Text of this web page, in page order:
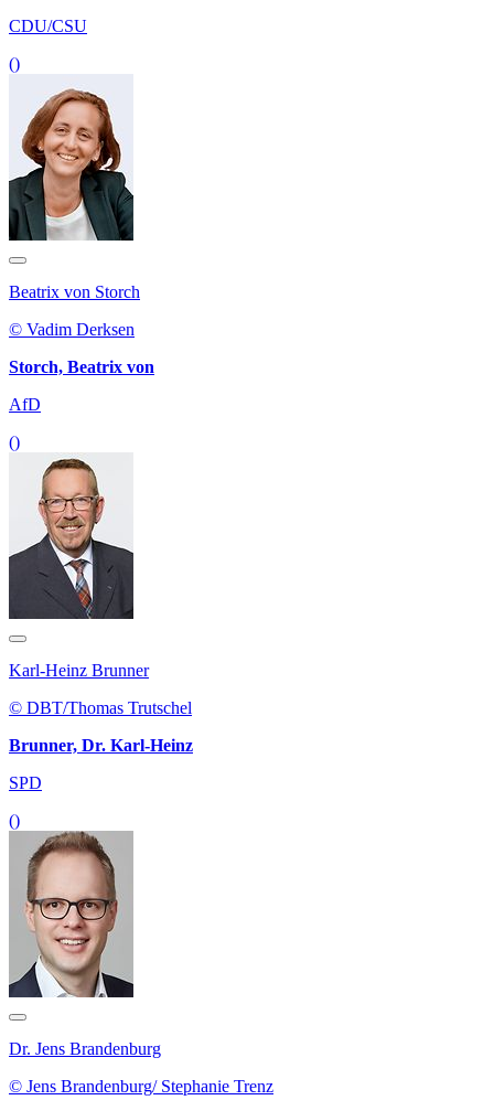
CDU/CSU
()
Beatrix von Storch
© Vadim Derksen
Storch, Beatrix von
AfD
()
Karl-Heinz Brunner
© DBT/Thomas Trutschel
Brunner, Dr. Karl-Heinz
SPD
()
Dr. Jens Brandenburg
© Jens Brandenburg/ Stephanie Trenz